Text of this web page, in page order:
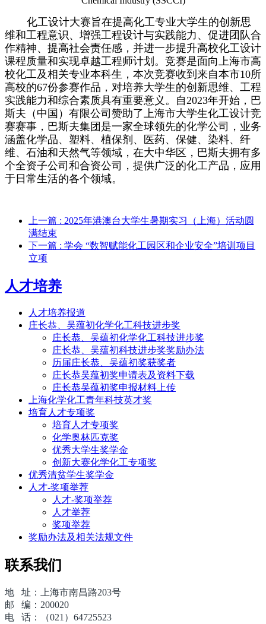
化工设计大赛旨在提高化工专业大学生的创新思
维和工程意识、增强工程设计与实践能力、促进团队合
作精神、提高社会责任感，并进一步提升高校化工设计
课程质量和实现卓越工程师计划。竞赛是面向上海市高
校化工及相关专业本科生，本次竞赛收到来自本市10所
高校的67份参赛作品，对培养大学生的创新思维、工程
实践能力和综合素质具有重要意义。自 2023年开始，巴
斯夫（中国）有限公司赞助了上海市大学生化工设计竞
赛赛事，巴斯夫集团是一家全球领先的化学公司，业务
涵盖化学品、塑料、植保剂、医药、保健、染料、纤
维、石油和天然气等领域，在大中华区，巴斯夫拥有多
个全资子公司和合资公司，提供广泛的化工产品，应用
于日常生活的各个领域。
上一篇 : 2025年港澳台大学生暑期实习（上海）活动圆
满结束
下一篇 : 学会 “数智赋能化工园区和企业安全”培训项目
立项
人才培养
人才培养报道
庄长恭、吴蕴初化学化工科技进步奖
庄长恭、吴蕴初化学化工科技进步奖
庄长恭、吴蕴初科技进步奖奖励办法
历届庄长恭、吴蕴初奖获奖者
庄长恭吴蕴初奖申请表及资料下载
庄长恭吴蕴初奖申报材料上传
上海化学化工青年科技英才奖
培育人才专项奖
培育人才专项奖
化学奥林匹克奖
优秀大学生奖学金
创新大赛化学化工专项奖
优秀清贫学生奖学金
人才-奖项举荐
人才-奖项举荐
人才举荐
奖项举荐
奖励办法及相关法规文件
联系我们
地 址：上海市南昌路203号
邮 编：200020
电 话：（021）64725523